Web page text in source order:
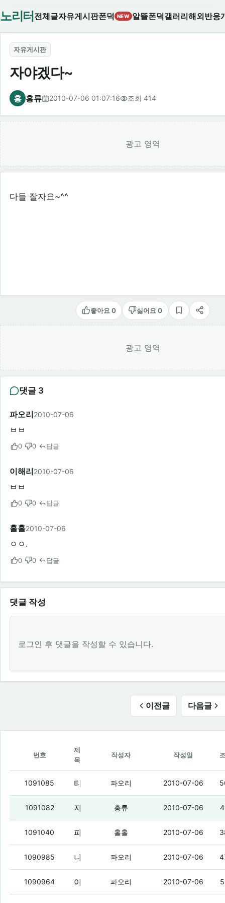
노리터 전체글자유게시판폰덕 NEW 알뜰폰덕갤러리해외반응
자유게시판
자야겠다~
홍 홍류 2010-07-06 01:07:16 조회 414
광고 영역
다들 잘자요~^^
좋아요 0 싫어요 0
스크랩공유
광고 영역
댓글 3
파오리2010-07-06
ㅂㅂ
0 0 답글
이해리2010-07-06
ㅂㅂ
0 0 답글
홀홀2010-07-06
ㅇㅇ.
0 0 답글
댓글 작성
로그인 후 댓글을 작성할 수 있습니다.
이전글 다음글
번호
제
목
작성자 작성일
1091085 파오리 2010-07-06
1091082 (3)
홍류 2010-07-06
1091040 (4)
홀홀 2010-07-06
1090985 (5)
파오리 2010-07-06
1090964 파오리 2010-07-06